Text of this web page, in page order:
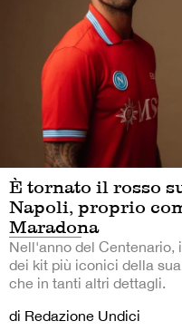
È tornato il rosso
Napoli, proprio
Maradona
Nell'anno del Centenario,
dei kit più iconici della
che in tanti altri dettagli.
di Redazione Undici